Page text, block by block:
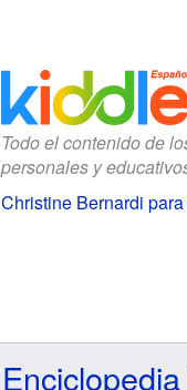
Todo el contenido de
personales y
Christine Bernardi